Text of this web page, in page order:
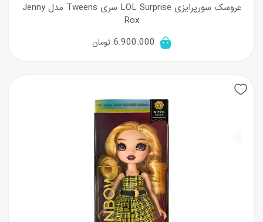
عروسک سورپرایزی LOL Surprise سری Tweens مدل Jenny
Rox
6.900.000 تومان